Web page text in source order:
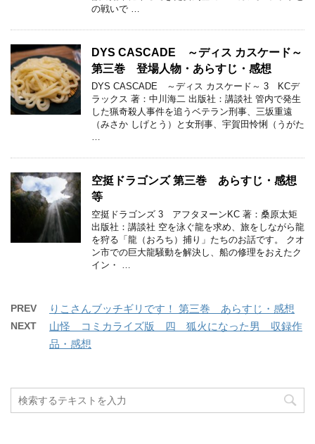
の戦いで …
DYS CASCADE ～ディス カスケード～
第三巻 登場人物・あらすじ・感想
DYS CASCADE ～ディス カスケード～ 3 KCデ
ラックス 著：中川海二 出版社：講談社 管内で発生
した猟奇殺人事件を追うベテラン刑事、三坂重遠
（みさか しげとう）と女刑事、宇賀田怜悧（うがた
空挺ドラゴンズ 第三巻 あらすじ・感想
等
空挺ドラゴンズ 3 アフタヌーンKC 著：桑原太矩
出版社：講談社 空を泳ぐ龍を求め、旅をしながら龍
を狩る「龍（おろち）捕り」たちのお話です。 クオ
ン市での巨大龍騒動を解決し、船の修理をおえたク
イン・ …
PREV りこさんブッチギリです！ 第三巻 あらすじ・感想
NEXT
山怪 コミカライズ版 四 狐火になった男 収録作
品・感想